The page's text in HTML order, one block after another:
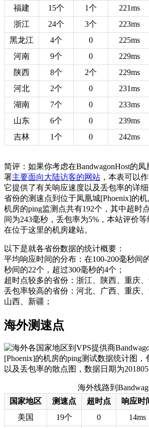
福建
15个 1个 221ms
浙江
24个 3个 223ms
黑龙江
4个 0 225ms
河南
9个 0 229ms
陕西
8个 2个 229ms
河北
2个 0 231ms
湖南
7个 0 233ms
山东
6个 0 239ms
吉林
1个 0 242ms
简评：如果你考虑在BandwagonHost的凤
署主要面向大陆访客的网站 ，本表可以
它提供了有关响应速度以及丢包率的详
省份的测速点到位于凤凰城[Phoenix]的
机房的ping监测点共有192个，其中超时
间为243毫秒，丢包率为5%，本站评价等
在位于这里的机房建站。
以下是就各省份数据的统计概要：
平均响应时间的分布：在100-200毫秒间
秒间的22个，超过300毫秒的4个；
超时点较多的省份：浙江、陕西、重庆、
丢包率较高的省份：河北、广西、重庆、
山西、新疆；
海外测速点
海外线路到
国家地区
测速点 超时点 响应时
美国
19个 0 14ms